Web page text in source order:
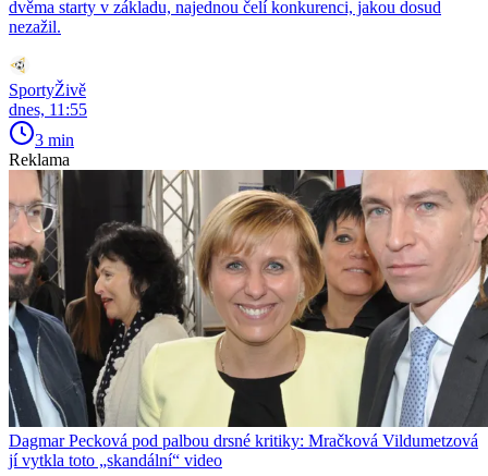
dvěma starty v základu, najednou čelí konkurenci, jakou dosud
nezažil.
SportyŽivě
dnes, 11:55
3 min
Reklama
Dagmar Pecková pod palbou drsné kritiky: Mračková Vildumetzová
jí vytkla toto „skandální“ video